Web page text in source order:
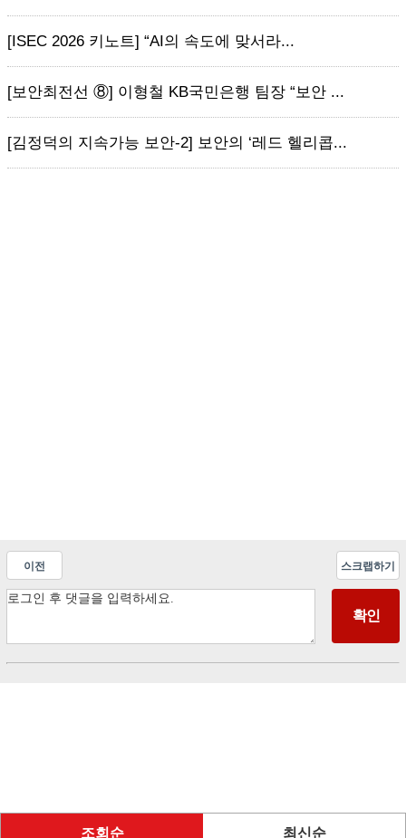
[ISEC 2026 키노트] “AI의 속도에 맞서라...
[보안최전선 ⑧] 이형철 KB국민은행 팀장 “보안 ...
[김정덕의 지속가능 보안-2] 보안의 ‘레드 헬리콥...
이전 스크랩하기
조회순 최신순